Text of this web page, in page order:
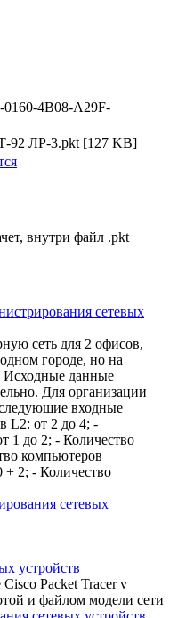
4B08-A29F-
92 ЛР-3.pkt [127 KB]
внутри файл .pkt
сетевых
сеть для 2 офисов,
городе, но на
Исходные данные
Для организации
следующие входные
L2: от 2 до 4; -
1 до 2; - Количество
компьютеров
+ 2; - Количество
сетевых
устройств
Packet Tracer v
и файлом модели сети